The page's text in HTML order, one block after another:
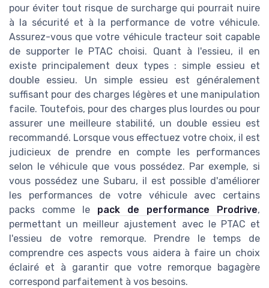
pour éviter tout risque de surcharge qui pourrait nuire
à la sécurité et à la performance de votre véhicule.
Assurez-vous que votre véhicule tracteur soit capable
de supporter le PTAC choisi. Quant à l'essieu, il en
existe principalement deux types : simple essieu et
double essieu. Un simple essieu est généralement
suffisant pour des charges légères et une manipulation
facile. Toutefois, pour des charges plus lourdes ou pour
assurer une meilleure stabilité, un double essieu est
recommandé. Lorsque vous effectuez votre choix, il est
judicieux de prendre en compte les performances
selon le véhicule que vous possédez. Par exemple, si
vous possédez une Subaru, il est possible d'améliorer
les performances de votre véhicule avec certains
packs comme le pack de performance Prodrive,
permettant un meilleur ajustement avec le PTAC et
l'essieu de votre remorque. Prendre le temps de
comprendre ces aspects vous aidera à faire un choix
éclairé et à garantir que votre remorque bagagère
correspond parfaitement à vos besoins.